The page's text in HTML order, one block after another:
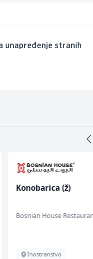
unapređenje stranih
Konobarica (ž)
Bosnian House
Inostranstvo